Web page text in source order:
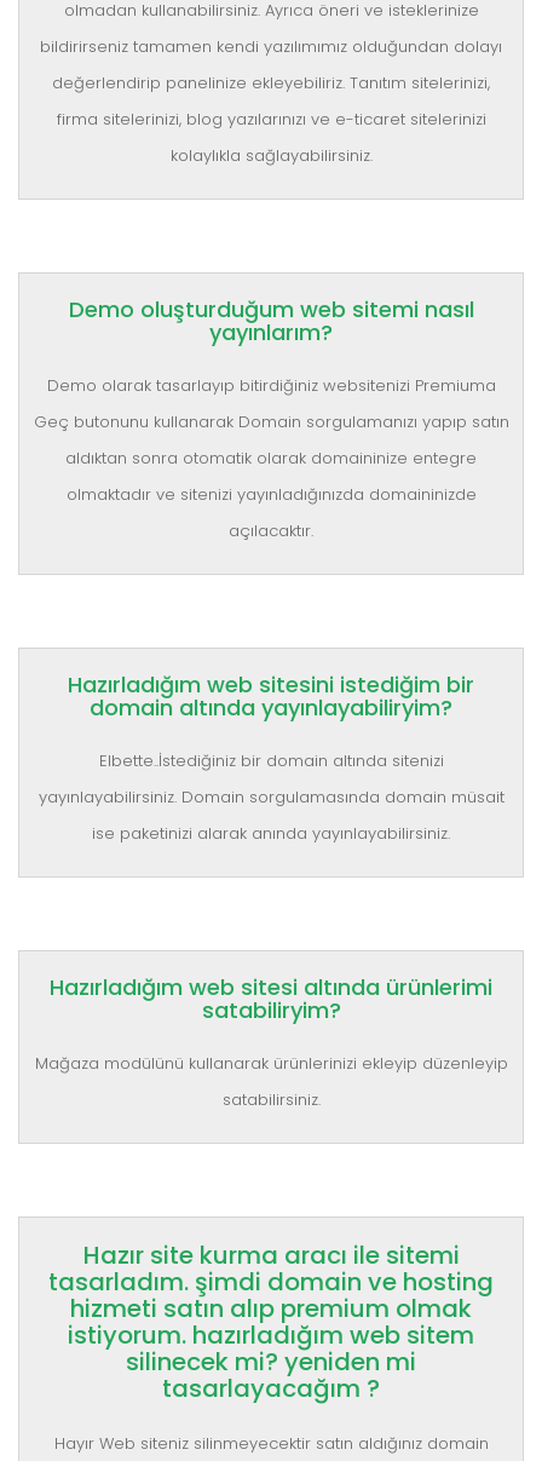
olmadan kullanabilirsiniz. Ayrıca öneri ve isteklerinize
bildirirseniz tamamen kendi yazılımımız olduğundan dolayı
değerlendirip panelinize ekleyebiliriz. Tanıtım sitelerinizi,
firma sitelerinizi, blog yazılarınızı ve e-ticaret sitelerinizi
kolaylıkla sağlayabilirsiniz.
Demo oluşturduğum web sitemi nasıl
yayınlarım?
Demo olarak tasarlayıp bitirdiğiniz websitenizi Premiuma
Geç butonunu kullanarak Domain sorgulamanızı yapıp satın
aldıktan sonra otomatik olarak domaininize entegre
olmaktadır ve sitenizi yayınladığınızda domaininizde
açılacaktır.
Hazırladığım web sitesini istediğim bir
domain altında yayınlayabiliryim?
Elbette..İstediğiniz bir domain altında sitenizi
yayınlayabilirsiniz. Domain sorgulamasında domain müsait
ise paketinizi alarak anında yayınlayabilirsiniz.
Hazırladığım web sitesi altında ürünlerimi
satabiliryim?
Mağaza modülünü kullanarak ürünlerinizi ekleyip düzenleyip
satabilirsiniz.
Hazır site kurma aracı ile sitemi
tasarladım. şimdi domain ve hosting
hizmeti satın alıp premium olmak
istiyorum. hazırladığım web sitem
silinecek mi? yeniden mi
tasarlayacağım ?
Hayır Web siteniz silinmeyecektir satın aldığınız domain